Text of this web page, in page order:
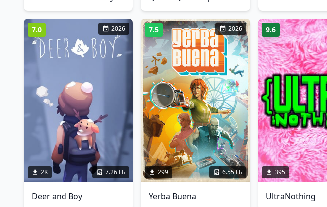
7.0 2026
2K 7.26 ГБ
Deer and Boy
7.5 2026
299 6.55 ГБ
Yerba Buena
9.6
395
UltraNothing